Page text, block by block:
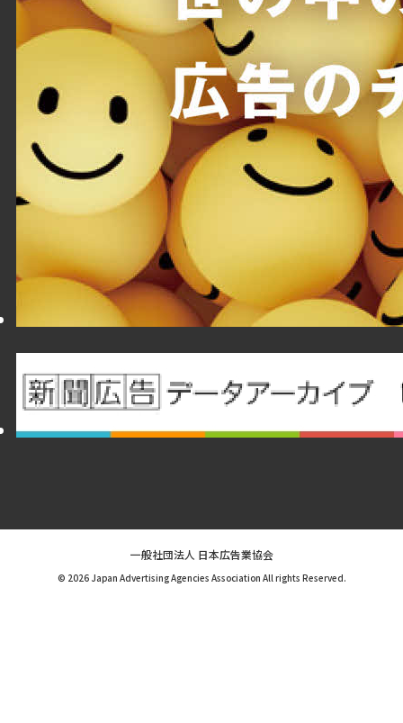
一般社団法人 日本広告業協会
© 2026 Japan Advertising Agencies Association All rights Reserved.